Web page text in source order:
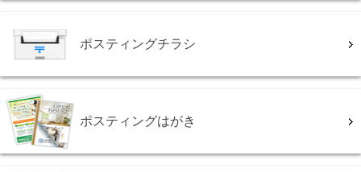
ポスティングチラシ
ポスティングはがき